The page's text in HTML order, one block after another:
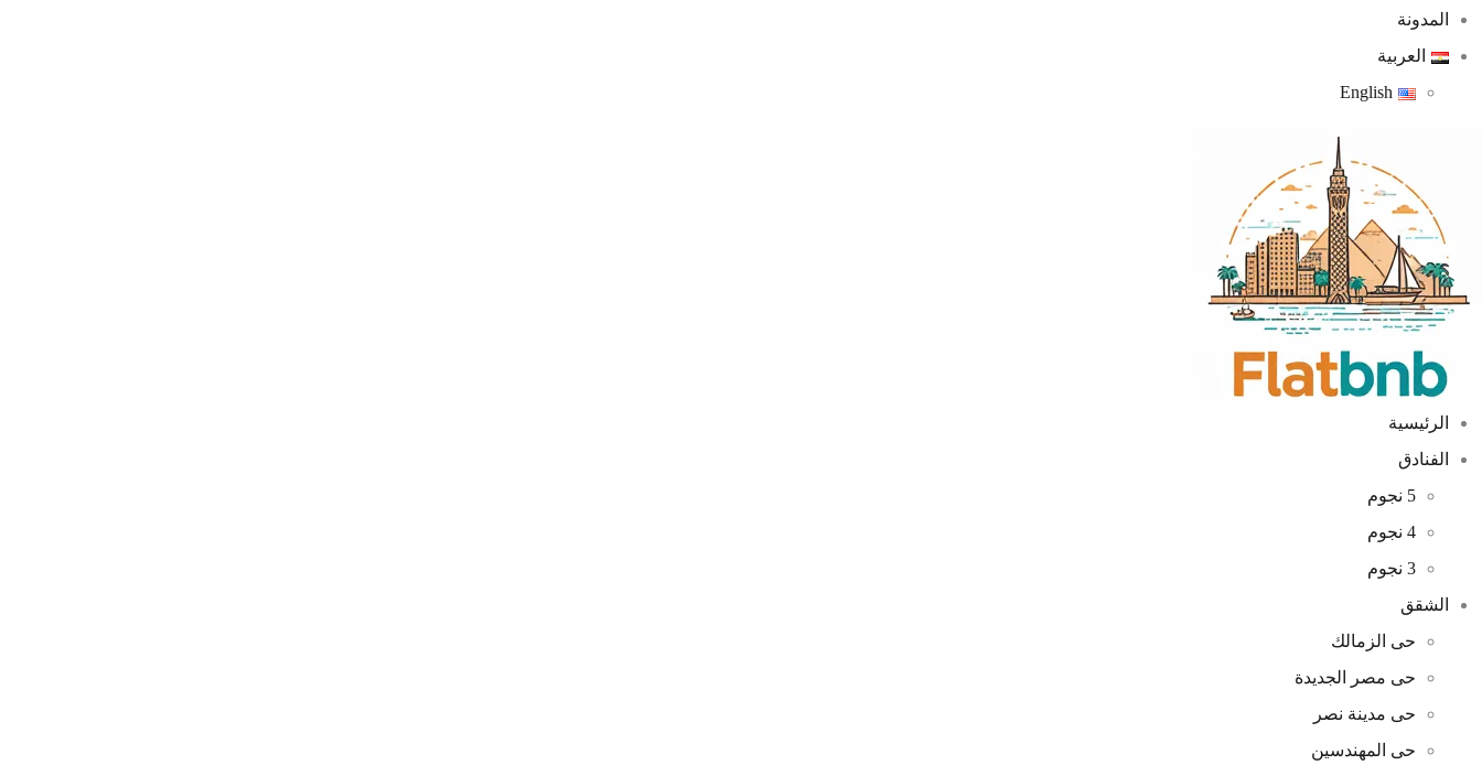
المدونة
العربية
English
الرئيسية
الفنادق
5 نجوم
4 نجوم
3 نجوم
الشقق
حى الزمالك
حى مصر الجديدة
حى مدينة نصر
حى المهندسين